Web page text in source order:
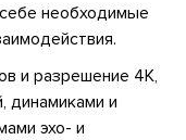
необходимые
и разрешение 4K,
динамиками и
эхо- и